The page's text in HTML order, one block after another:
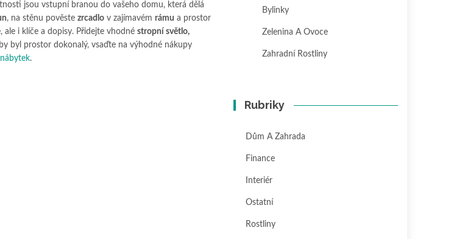
jsou vstupní branou do vašeho domu, která dělá
, na stěnu pověste zrcadlo v zajímavém rámu a prostor
ale i klíče a dopisy. Přidejte vhodné stropní světlo,
byl prostor dokonalý, vsaďte na výhodné nákupy
.
Bylinky
Zelenina A Ovoce
Zahradní Rostliny
Rubriky
Dům A Zahrada
Finance
Interiér
Ostatní
Rostliny